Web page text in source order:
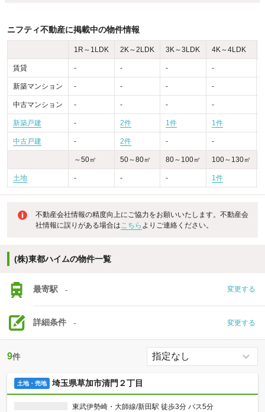
ニフティ不動産に掲載中の物件情報
1R～1LDK 2K～2LDK 3K～3LDK 4K～4LDK
賃貸 - - - -
新築マンション - - - -
中古マンション - - - -
新築戸建 - 2件 1件 1件
中古戸建 - 2件 - -
～50㎡ 50～80㎡ 80～100㎡ 100～130㎡
土地 - - - 1件
不動産会社情報の精度向上にご協力をお願いいたします。不動産会
社情報に誤りがある場合はこちら よりご連絡ください。
(株)東都ハイムの物件一覧
最寄駅 - 変更する
詳細条件 - 変更する
9件
土地・売地 埼玉県草加市清門２丁目
東武伊勢崎・大師線/新田駅 徒歩3分 バス5分